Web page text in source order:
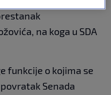
na koga u SDA
funkcije o kojima se
Senada